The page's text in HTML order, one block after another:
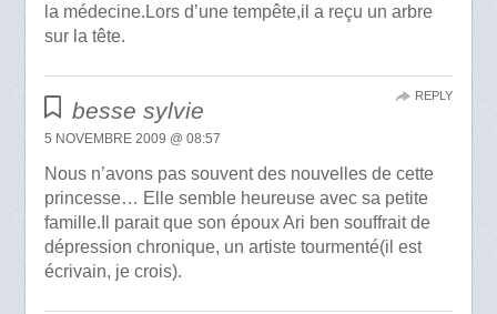
la médecine.Lors d’une tempête,il a reçu un arbre
sur la tête.
besse sylvie
5 NOVEMBRE 2009 @ 08:57
Nous n’avons pas souvent des nouvelles de cette
princesse… Elle semble heureuse avec sa petite
famille.Il parait que son époux Ari ben souffrait de
dépression chronique, un artiste tourmenté(il est
écrivain, je crois).
REPLY